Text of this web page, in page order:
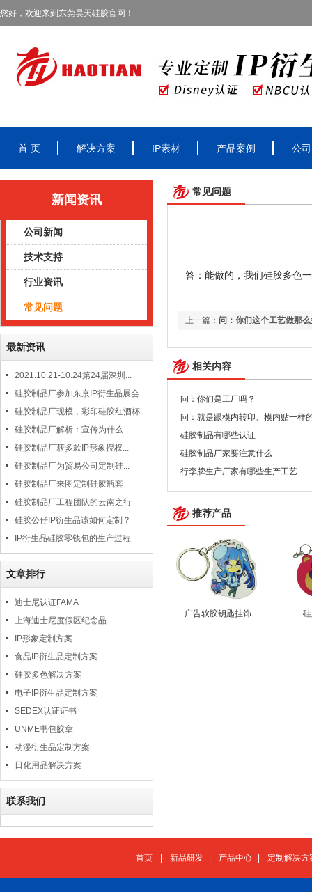
您好，欢迎来到东莞昊天硅胶官网！
首 页 解决方案 IP素材 产品案例 公
新闻资讯
公司新闻
技术支持
行业资讯
常见问题
最新资讯
2021.10.21-10.24第24届深圳...
硅胶制品厂参加东京IP衍生品展会
硅胶制品厂现模，彩印硅胶红酒杯
硅胶制品厂解析：宣传为什么...
硅胶制品厂获多款IP形象授权...
硅胶制品厂为贸易公司定制硅...
硅胶制品厂来图定制硅胶瓶套
硅胶制品厂工程团队的云南之行
硅胶公仔IP衍生品该如何定制？
IP衍生品硅胶零钱包的生产过程
文章排行
迪士尼认证FAMA
上海迪士尼度假区纪念品
IP形象定制方案
食品IP衍生品定制方案
硅胶多色解决方案
电子IP衍生品定制方案
SEDEX认证证书
UNME书包胶章
动漫衍生品定制方案
日化用品解决方案
联系我们
常见问题
答：能做的，我们硅胶多色
上一篇： 问：你们这个工艺做那
相关内容
问：你们是工厂吗？
问：就是跟模内转印、模内贴一样
硅胶制品有哪些认证
硅胶制品厂家要注意什么
行李牌生产厂家有哪些生产工艺
推荐产品
广告软胶钥匙挂饰
首页 新品研发 产品中心 定制解决方